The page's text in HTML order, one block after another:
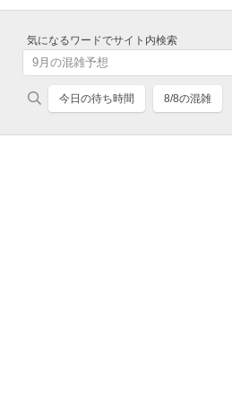
気になるワードでサイト内検索
今日の待ち時間 8/8の混雑